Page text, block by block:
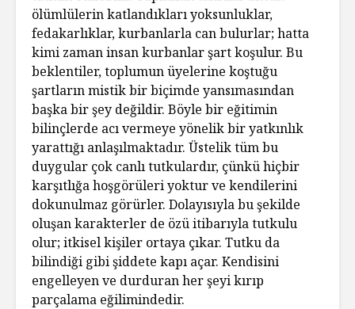
ölümlülerin katlandıkları yoksunluklar,
fedakarlıklar, kurbanlarla can bulurlar; hatta
kimi zaman insan kurbanlar şart koşulur. Bu
beklentiler, toplumun üyelerine koştuğu
şartların mistik bir biçimde yansımasından
başka bir şey değildir. Böyle bir eğitimin
bilinçlerde acı vermeye yönelik bir yatkınlık
yarattığı anlaşılmaktadır. Üstelik tüm bu
duygular çok canlı tutkulardır, çünkü hiçbir
karşıtlığa hoşgörüleri yoktur ve kendilerini
dokunulmaz görürler. Dolayısıyla bu şekilde
oluşan karakterler de özü itibarıyla tutkulu
olur; itkisel kişiler ortaya çıkar. Tutku da
bilindiği gibi şiddete kapı açar. Kendisini
engelleyen ve durduran her şeyi kırıp
parçalama eğilimindedir.